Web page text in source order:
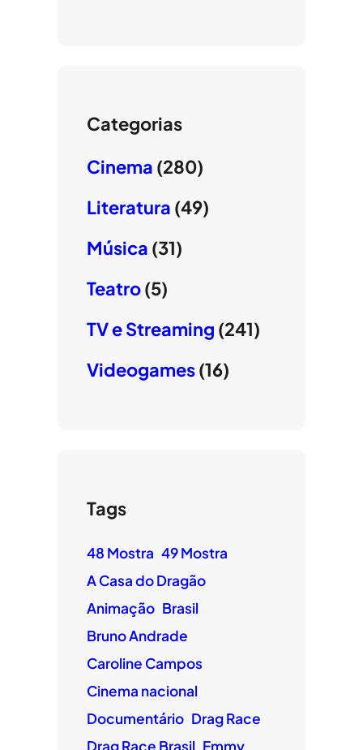
Categorias
Cinema (280)
Literatura (49)
Música (31)
Teatro(5)
TV e Streaming (241)
Videogames(16)
Tags
48 Mostra 49 Mostra
A Casa do Dragão
Animação Brasil
Bruno Andrade
Caroline Campos
Cinema nacional
Documentário Drag Race
Drag Race Brasil Emmy